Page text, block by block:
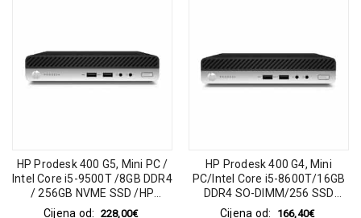
HP Prodesk 400 G5, Mini PC /
Intel Core i5-9500T /8GB DDR4
/ 256GB NVME SSD /HP
90Watt 19v / 4.7a pin
Cijena od: 228,00€
HP Prodesk 400 G4, Mini
PC/Intel Core i5-8600T/16GB
DDR4 SO-DIMM/256 SSD
NVME
Cijena od: 166,40€